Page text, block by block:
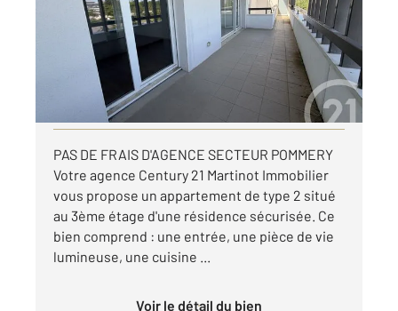
Appartement F2 à louer
786,55 €
par mois charges comprises
Visiter le site dédié
PAS DE FRAIS D'AGENCE SECTEUR POMMERY
Votre agence Century 21 Martinot Immobilier
vous propose un appartement de type 2 situé
au 3ème étage d'une résidence sécurisée. Ce
bien comprend : une entrée, une pièce de vie
lumineuse, une cuisine ...
Voir le détail du bien